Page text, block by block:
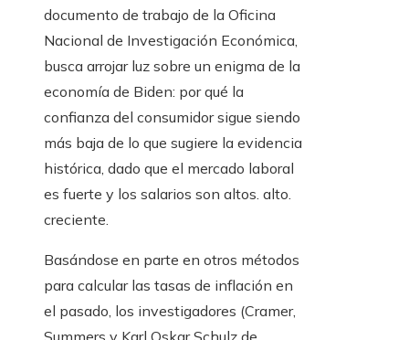
documento de trabajo de la Oficina
Nacional de Investigación Económica,
busca arrojar luz sobre un enigma de la
economía de Biden: por qué la
confianza del consumidor sigue siendo
más baja de lo que sugiere la evidencia
histórica, dado que el mercado laboral
es fuerte y los salarios son altos. alto.
creciente.
Basándose en parte en otros métodos
para calcular las tasas de inflación en
el pasado, los investigadores (Cramer,